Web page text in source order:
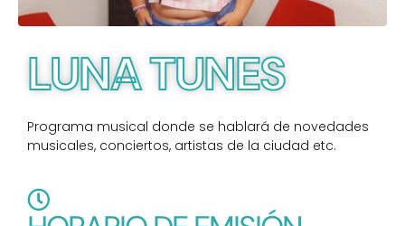
LUNA TUNES
Programa musical donde se hablará de novedades
musicales, conciertos, artistas de la ciudad etc.